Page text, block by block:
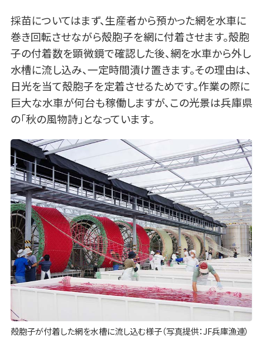
採苗についてはまず、生産者から預かった網を水車に
巻き回転させながら殻胞子を網に付着させます。殻胞
子の付着数を顕微鏡で確認した後、網を水車から外し
水槽に流し込み、一定時間漬け置きます。その理由は、
日光を当て殻胞子を定着させるためです。作業の際に
巨大な水車が何台も稼働しますが、この光景は兵庫県
の「秋の風物詩」となっています。
殻胞子が付着した網を水槽に流し込む様子（写真提供：JF兵庫漁連）